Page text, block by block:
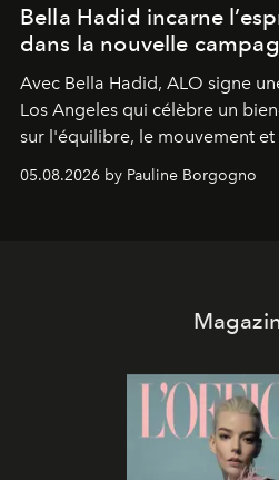
Bella Hadid incarne
dans la nouvelle
Avec Bella Hadid, ALO signe
Los Angeles qui célèbre un
sur l'équilibre, le mouvement
05.08.2026 by Pauline Borgogno